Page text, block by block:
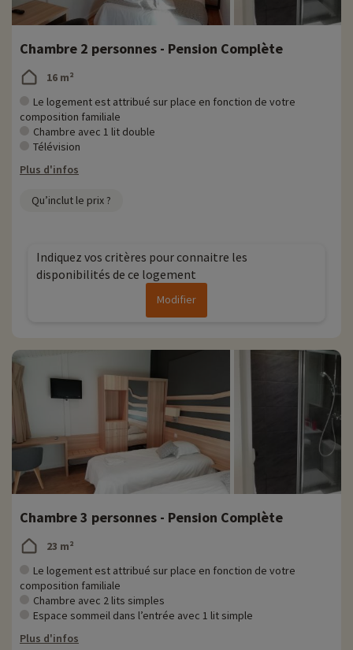
Chambre 2 personnes - Pension Complète
16 m²
Le logement est attribué sur place en fonction de votre
composition familiale
Chambre avec 1 lit double
Télévision
Plus d'infos
Qu’inclut le prix ?
Indiquez vos critères pour connaitre les
disponibilités de ce logement
Modifier
Chambre 3 personnes - Pension Complète
23 m²
Le logement est attribué sur place en fonction de votre
composition familiale
Chambre avec 2 lits simples
Espace sommeil dans l’entrée avec 1 lit simple
Plus d'infos